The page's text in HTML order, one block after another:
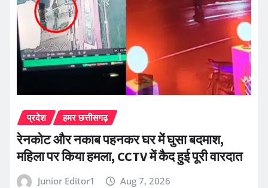
प्रदेश हमर छत्तीसगढ़
रेनकोट और नकाब पहनकर घर में घुसा बदमाश,
महिला पर किया हमला, CCTV में कैद हुई पूरी वारदात
Junior Editor1 Aug 7, 2026